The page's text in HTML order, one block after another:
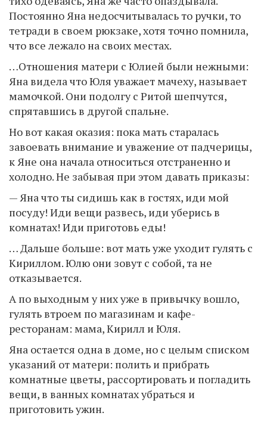
Постоянно Яна недосчитывалась то ручки, то
тетради в своем рюкзаке, хотя точно помнила,
что все лежало на своих местах.
…Отношения матери с Юлией были нежными:
Яна видела что Юля уважает мачеху, называет
мамочкой. Они подолгу с Ритой шепчутся,
спрятавшись в другой спальне.
Но вот какая оказия: пока мать старалась
завоевать внимание и уважение от падчерицы,
к Яне она начала относиться отстраненно и
холодно. Не забывая при этом давать приказы:
— Яна что ты сидишь как в гостях, иди мой
посуду! Иди вещи развесь, иди уберись в
комнатах! Иди приготовь еды!
… Дальше больше: вот мать уже уходит гулять с
Кириллом. Юлю они зовут с собой, та не
отказывается.
А по выходным у них уже в привычку вошло,
гулять втроем по магазинам и кафе-
ресторанам: мама, Кирилл и Юля.
Яна остается одна в доме, но с целым списком
указаний от матери: полить и прибрать
комнатные цветы, рассортировать и погладить
вещи, в ванных комнатах убраться и
приготовить ужин.